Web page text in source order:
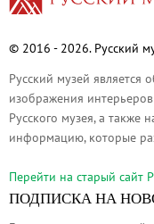
Клуб
Партнеры
© 2016 - 2026. Русский
Русский музей является
изображения
Русского музея, а также
информацию, которые
Перейти на cтарый сайт
ПОДПИСКА НА